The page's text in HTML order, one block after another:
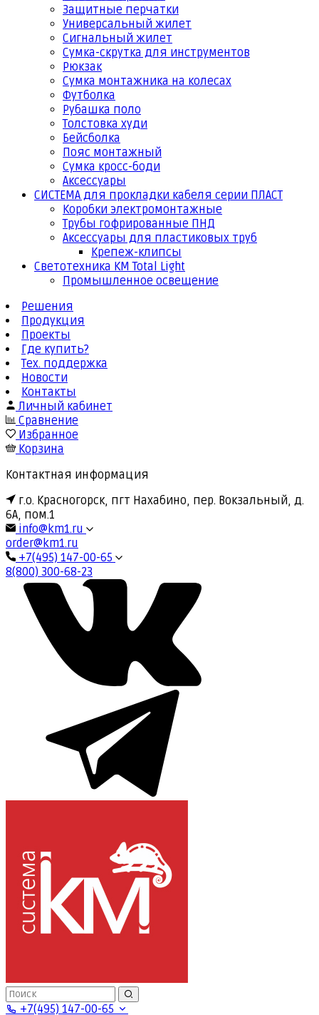
Защитные перчатки
Универсальный жилет
Сигнальный жилет
Сумка-скрутка для инструментов
Рюкзак
Сумка монтажника на колесах
Футболка
Рубашка поло
Толстовка худи
Бейсболка
Пояс монтажный
Сумка кросс-боди
Аксессуары
СИСТЕМА для прокладки кабеля серии ПЛАСТ
Коробки электромонтажные
Трубы гофрированные ПНД
Аксессуары для пластиковых труб
Крепеж-клипсы
Светотехника КМ Total Light
Промышленное освещение
Решения
Продукция
Проекты
Где купить?
Тех. поддержка
Новости
Контакты
Личный кабинет
Сравнение
Избранное
Корзина
Контактная информация
г.о. Красногорск, пгт Нахабино, пер. Вокзальный, д.
6А, пом.1
info@km1.ru
order@km1.ru
+7(495) 147-00-65
8(800) 300-68-23
+7(495) 147-00-65